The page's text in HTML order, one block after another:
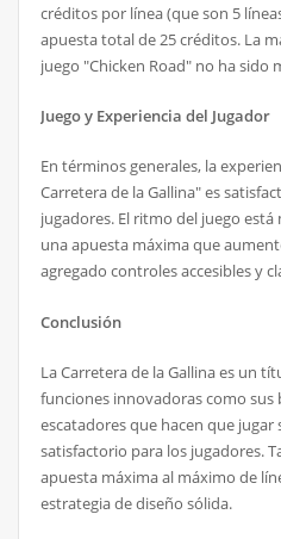
créditos por línea (que son 5
apuesta total de 25 créditos. La
juego "Chicken Road" no ha sido
Juego y Experiencia del Jugador
En términos generales, la
Carretera de la Gallina" es
jugadores. El ritmo del juego
una apuesta máxima que
agregado controles accesibles y
Conclusión
La Carretera de la Gallina es un
funciones innovadoras como sus
escatadores que hacen que
satisfactorio para los jugadores.
apuesta máxima al máximo de
estrategia de diseño sólida.